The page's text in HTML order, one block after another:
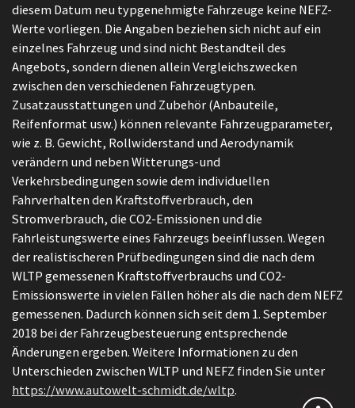
diesem Datum neu typgenehmigte Fahrzeuge keine NEFZ-
Werte vorliegen. Die Angaben beziehen sich nicht auf ein
einzelnes Fahrzeug und sind nicht Bestandteil des
Angebots, sondern dienen allein Vergleichszwecken
zwischen den verschiedenen Fahrzeugtypen.
Zusatzausstattungen und Zubehör (Anbauteile,
Reifenformat usw.) können relevante Fahrzeugparameter,
wie z. B. Gewicht, Rollwiderstand und Aerodynamik
verändern und neben Witterungs-und
Verkehrsbedingungen sowie dem individuellen
Fahrverhalten den Kraftstoffverbrauch, den
Stromverbrauch, die CO2-Emissionen und die
Fahrleistungswerte eines Fahrzeugs beeinflussen. Wegen
der realistischeren Prüfbedingungen sind die nach dem
WLTP gemessenen Kraftstoffverbrauchs und CO2-
Emissionswerte in vielen Fällen höher als die nach dem NEFZ
gemessenen. Dadurch können sich seit dem 1. September
2018 bei der Fahrzeugbesteuerung entsprechende
Änderungen ergeben. Weitere Informationen zu den
Unterschieden zwischen WLTP und NEFZ finden Sie unter
https://www.autowelt-schmidt.de/wltp.